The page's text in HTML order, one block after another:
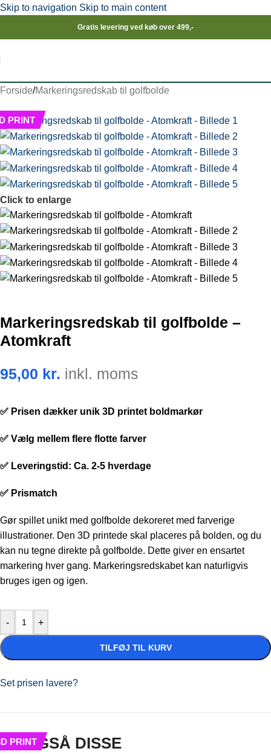
Skip to navigation Skip to main content
Gratis levering ved køb over 499,-
Forside/Markeringsredskab til golfbolde
PRINT
Click to enlarge
Markeringsredskab til golfbolde –
Atomkraft
95,00 kr. inkl. moms
✅ Prisen dækker unik 3D printet boldmarkør
✅ Vælg mellem flere flotte farver
✅ Leveringstid: Ca. 2-5 hverdage
✅ Prismatch
Gør spillet unikt med golfbolde dekoreret med farverige
illustrationer. Den 3D printede skal placeres på bolden, og du
kan nu tegne direkte på golfbolde. Dette giver en ensartet
markering hver gang. Markeringsredskabet kan naturligvis
bruges igen og igen.
- +
TILFØJ TIL KURV
Set prisen lavere?
SE OGSÅ DISSE
PRINT
PRINT
PRINT
PRINT
PRINT
PRINT
PRINT
PRINT
PRINT
PRINT